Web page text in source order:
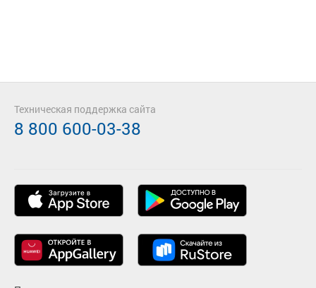
Техническая поддержка сайта
8 800 600-03-38